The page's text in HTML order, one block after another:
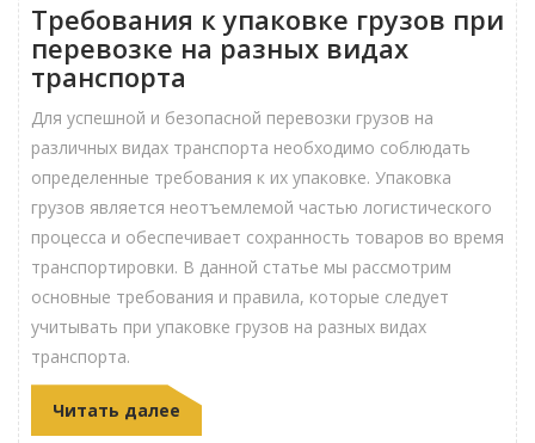
Требования к упаковке грузов при
перевозке на разных видах
транспорта
Для успешной и безопасной перевозки грузов на
различных видах транспорта необходимо соблюдать
определенные требования к их упаковке. Упаковка
грузов является неотъемлемой частью логистического
процесса и обеспечивает сохранность товаров во время
транспортировки. В данной статье мы рассмотрим
основные требования и правила, которые следует
учитывать при упаковке грузов на разных видах
транспорта.
Читать далее